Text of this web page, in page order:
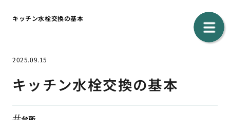
キッチン水栓交換の基本
2025.09.15
キッチン水栓交換の基本